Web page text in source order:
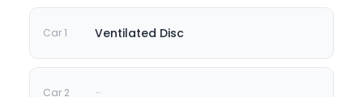
Ventilated Disc
-